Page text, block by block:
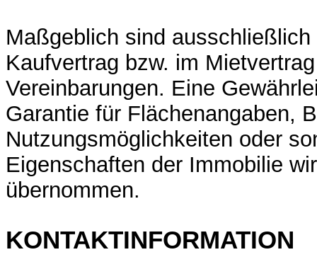
Maßgeblich sind
Kaufvertrag bzw. im
Vereinbarungen. Eine
Garantie für Flächenangaben,
Nutzungsmöglichkeiten oder
Eigenschaften der Immobilie
übernommen.
KONTAKTINFORMATION